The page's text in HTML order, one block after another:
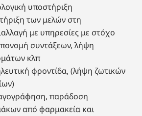
υποστήριξη
των μελών στη
με υπηρεσίες με στόχο
συντάξεων, λήψη
κλπ
φροντίδα, (λήψη ζωτικών
παράδοση
από φαρμακεία και